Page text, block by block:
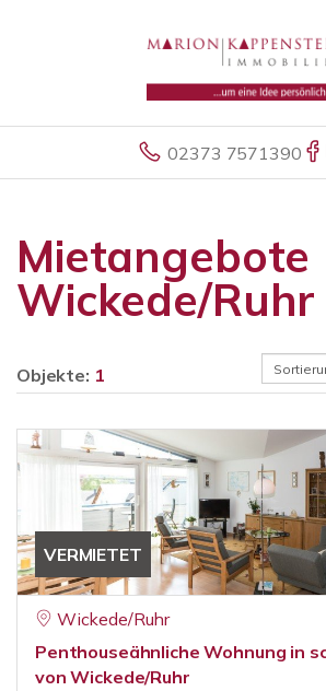
02373 7571390
Mietangebote
Wickede/Ruhr
Objekte: 1
VERMIETET
Wickede/Ruhr
Penthouseähnliche Wohnung in
von Wickede/Ruhr